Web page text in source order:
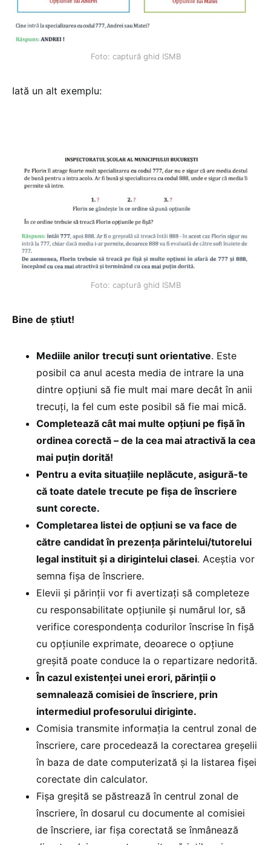
Foto: captură ghid ISMB
Iată un alt exemplu:
Foto: captură ghid ISMB
Bine de știut!
Mediile anilor trecuţi sunt orientative. Este
posibil ca anul acesta media de intrare la una
dintre opţiuni să fie mult mai mare decât în anii
trecuţi, la fel cum este posibil să fie mai mică.
Completează cât mai multe opțiuni pe fișă în
ordinea corectă – de la cea mai atractivă la cea
mai puțin dorită!
Pentru a evita situațiile neplăcute, asigură-te
că toate datele trecute pe fișa de înscriere
sunt corecte.
Completarea listei de opţiuni se va face de
către candidat în prezenţa părintelui/tutorelui
legal instituit şi a dirigintelui clasei. Aceştia vor
semna fişa de înscriere.
Elevii şi părinţii vor fi avertizaţi să completeze
cu responsabilitate opţiunile şi numărul lor, să
verifice corespondenţa codurilor înscrise în fişă
cu opţiunile exprimate, deoarece o opţiune
greşită poate conduce la o repartizare nedorită.
În cazul existenţei unei erori, părinţii o
semnalează comisiei de înscriere, prin
intermediul profesorului diriginte.
Comisia transmite informaţia la centrul zonal de
înscriere, care procedează la corectarea greşelii
în baza de date computerizată şi la listarea fişei
corectate din calculator.
Fişa greşită se păstrează în centrul zonal de
înscriere, în dosarul cu documente al comisiei
de înscriere, iar fişa corectată se înmânează